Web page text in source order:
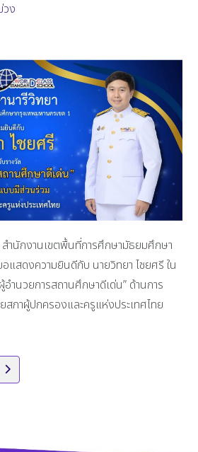
วง
สำนักงานเขตพื้นที่การศึกษามัธยมศึกษา
แสดงความยินดีกับ นายวิทยา ไชยศรี ใน
อำนวยการสถานศึกษาดีเด่น” ด้านการ
ภาผู้ปกครองและครูแห่งประเทศไทย
วามยินดีกับ นายราชันต์ ทิพยโสต ผู้อำนวยการเชี่
ถัดไป: การแข่งขันฟุตบอล “ลานกีฬาสัมพันธ์ ครั้งที่